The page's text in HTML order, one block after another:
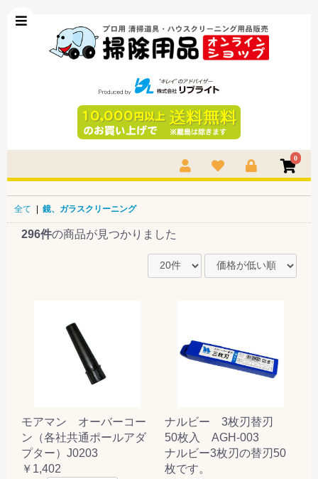
0
全て | 鏡、ガラスクリーニング
296件の商品が見つかりました
モアマン オーバーコー
ン（各社共通ポールアダ
プター）J0203
￥1,402
ナルビー 3枚刃替刃
50枚入 AGH-003
ナルビー3枚刃の替刃50
枚です。